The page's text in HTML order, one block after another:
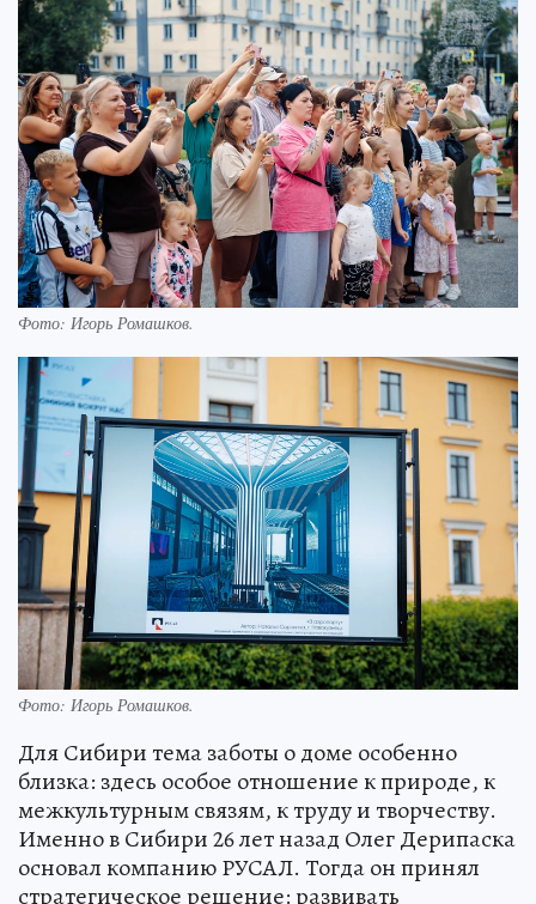
Фото: Игорь Ромашков.
Фото: Игорь Ромашков.
Для Сибири тема заботы о доме особенно
близка: здесь особое отношение к природе, к
межкультурным связям, к труду и творчеству.
Именно в Сибири 26 лет назад Олег Дерипаска
основал компанию РУСАЛ. Тогда он принял
стратегическое решение: развивать